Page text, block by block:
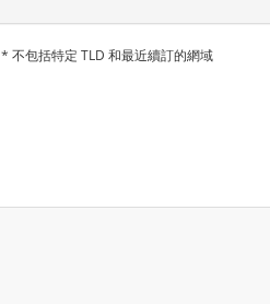
* 不包括特定 TLD 和最近續訂的網域